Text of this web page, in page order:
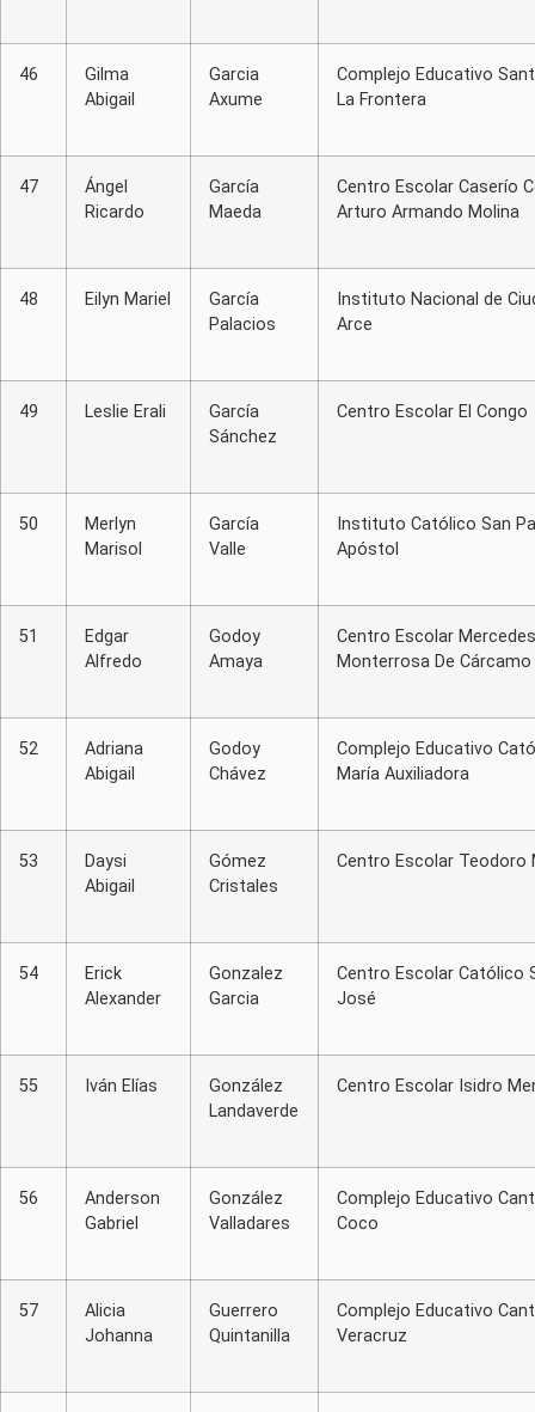
46
Gilma
Abigail
Garcia
Axume
Complejo Educativo
La Frontera
47
Ángel
Ricardo
García
Maeda
Centro Escolar Caserío
Arturo Armando Molina
48 Eilyn Mariel
García
Palacios
Instituto Nacional de
Arce
49 Leslie Erali
García
Sánchez
Centro Escolar El Congo
50
Merlyn
Marisol
García
Valle
Instituto Católico San
Apóstol
51
Edgar
Alfredo
Godoy
Amaya
Centro Escolar Mercedes
Monterrosa De Cárcamo
52
Adriana
Abigail
Godoy
Chávez
Complejo Educativo
María Auxiliadora
53
Daysi
Abigail
Gómez
Cristales
Centro Escolar Teodoro
54
Erick
Alexander
Gonzalez
Garcia
Centro Escolar Católico
José
55 Iván Elías
González
Landaverde
Centro Escolar Isidro
56
Anderson
Gabriel
González
Valladares
Complejo Educativo
Coco
57
Alicia
Johanna
Guerrero
Quintanilla
Complejo Educativo
Veracruz